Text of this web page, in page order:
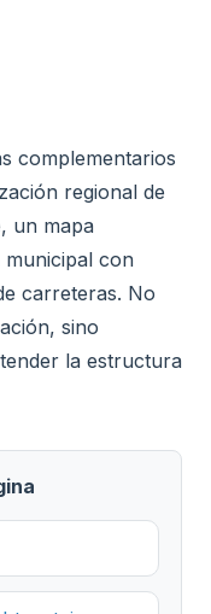
complementarios
regional de
un mapa
con
carreteras. No
sino
la estructura